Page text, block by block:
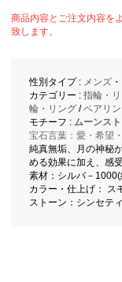
商品内容とご注文内容を
致します。
性別タイプ : メンズ・
カテゴリー : 指輪・
輪・リング/ペアリ
モチーフ : ムーンス
宝石言葉：愛・希望
純真無垢、月の神秘
める効果に加え、感
素材：シルバ－1000(
カラー・仕上げ： ス
ストーン：シンセテ